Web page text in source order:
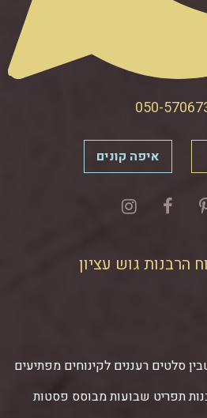
050-
איפה קונים
הרבנות גוש עציון
סלטים רעננים לקינוחים מפתיעים
תפריט שבועות מבוסס פסטות